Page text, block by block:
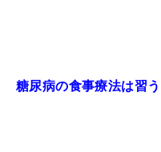
糖尿病の食事療法は習